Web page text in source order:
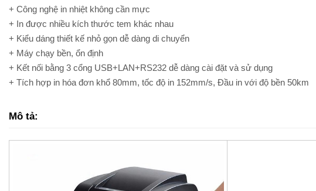
+ Công nghệ in nhiệt không cần mực
+ In được nhiều kích thước tem khác nhau
+ Kiểu dáng thiết kế nhỏ gọn dễ dàng di chuyển
+ Máy chạy bền, ổn định
+ Kết nối bằng 3 cổng USB+LAN+RS232 dễ dàng cài đặt và sử dụng
+ Tích hợp in hóa đơn khổ 80mm, tốc độ in 152mm/s, Đầu in với độ bền 50km
Mô tả: